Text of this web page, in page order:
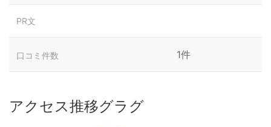
PR文
口コミ件数 1件
アクセス推移グラグ